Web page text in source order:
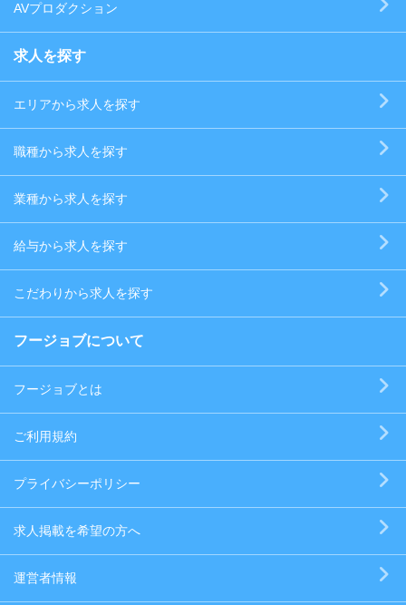
AVプロダクション
求人を探す
エリアから求人を探す
職種から求人を探す
業種から求人を探す
給与から求人を探す
こだわりから求人を探す
フージョブについて
フージョブとは
ご利用規約
プライバシーポリシー
求人掲載を希望の方へ
運営者情報